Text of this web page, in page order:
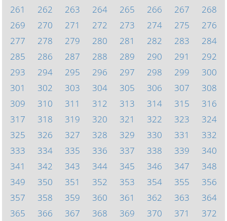
261
262 263 264 265 266 267
268
269
270 271 272 273 274 275
276
277
278 279 280 281 282 283
284
285
286 287 288 289 290 291
292
293
294 295 296 297 298 299
300
301
302 303 304 305 306 307
308
309
310 311 312 313 314 315
316
317
318 319 320 321 322 323
324
325
326 327 328 329 330 331
332
333
334 335 336 337 338 339
340
341
342 343 344 345 346 347
348
349
350 351 352 353 354 355
356
357
358 359 360 361 362 363
364
365
366 367 368 369 370 371 372